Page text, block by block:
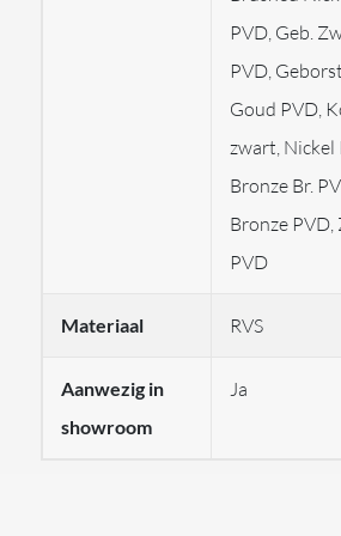
Gessi
geworden aan superieur design en
Bovendien is de HiFi verkrijgbaar in
voorbeeld dienen voor kleur
GESSI produceert haar producten
PVD, Geb.
PVD,
Goud PVD,
zwart, Nickel
Bronze Br.
Bronze
PVD
Materiaal RVS
Aanwezig in
showroom
Ja